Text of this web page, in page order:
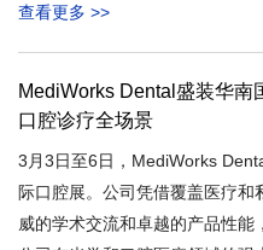
查看更多 >>
MediWorks Dental盛装华
口腔诊疗全场景
3月3日至6日，MediWorks
际口腔展。公司凭借覆盖医疗和
威的学术交流和卓越的产品性